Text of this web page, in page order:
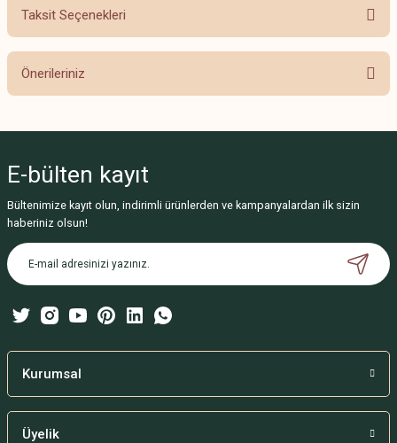
Bu ürüne ilk yorumu siz yapın!
Taksit Seçenekleri
Önerileriniz
Görüş ve önerileriniz için teşekkür ederiz.
Ürün resmi kalitesiz, bozuk veya görüntülenemiyor.
Ürün açıklamasında eksik bilgiler bulunuyor.
Ürün bilgilerinde hatalar bulunuyor.
Bu ürüne benzer farklı alternatifler olmalı.
E-bülten kayıt
Bültenimize kayıt olun, indirimli ürünlerden ve kampanyalardan ilk sizin
haberiniz olsun!
Kurumsal
Üyelik